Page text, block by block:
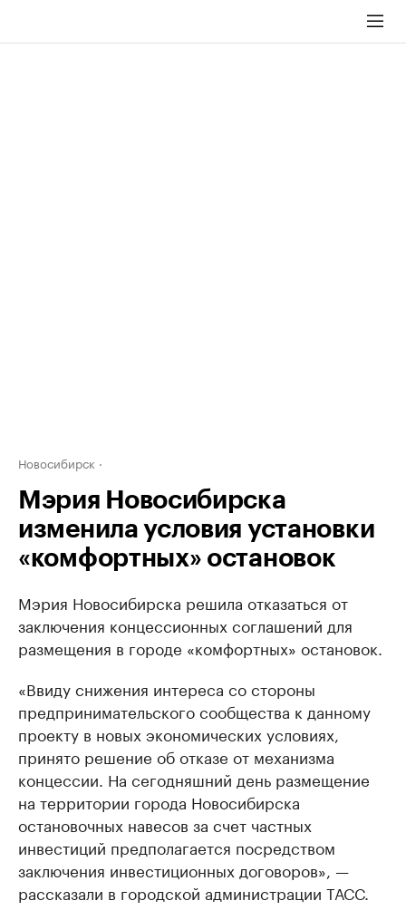
Новосибирск
Мэрия Новосибирска
изменила условия установки
«комфортных» остановок
Мэрия Новосибирска решила отказаться от
заключения концессионных соглашений для
размещения в городе «комфортных» остановок.
«Ввиду снижения интереса со стороны
предпринимательского сообщества к данному
проекту в новых экономических условиях,
принято решение об отказе от механизма
концессии. На сегодняшний день размещение
на территории города Новосибирска
остановочных навесов за счет частных
инвестиций предполагается посредством
заключения инвестиционных договоров», —
рассказали в городской администрации ТАСС.